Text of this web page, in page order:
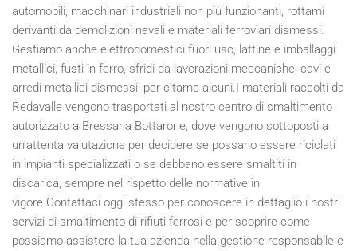
automobili, macchinari industriali non più funzionanti, rottami
derivanti da demolizioni navali e materiali ferroviari dismessi.
Gestiamo anche elettrodomestici fuori uso, lattine e imballaggi
metallici, fusti in ferro, sfridi da lavorazioni meccaniche, cavi e
arredi metallici dismessi, per citarne alcuni.I materiali raccolti da
Redavalle vengono trasportati al nostro centro di smaltimento
autorizzato a Bressana Bottarone, dove vengono sottoposti a
un'attenta valutazione per decidere se possano essere riciclati
in impianti specializzati o se debbano essere smaltiti in
discarica, sempre nel rispetto delle normative in
vigore.Contattaci oggi stesso per conoscere in dettaglio i nostri
servizi di smaltimento di rifiuti ferrosi e per scoprire come
possiamo assistere la tua azienda nella gestione responsabile e